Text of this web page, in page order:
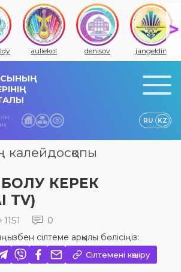
auliekol denisov jangeldin
RU KZ
калейдосқопы
БОЛУ КЕРЕК
TV)
1151 0
сілтеме арқылы бөлісіңіз:
Сілтемені көшіру